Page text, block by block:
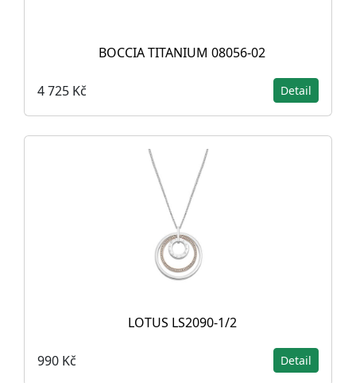
BOCCIA TITANIUM 08056-02
4 725 Kč Detail
LOTUS LS2090-1/2
990 Kč Detail